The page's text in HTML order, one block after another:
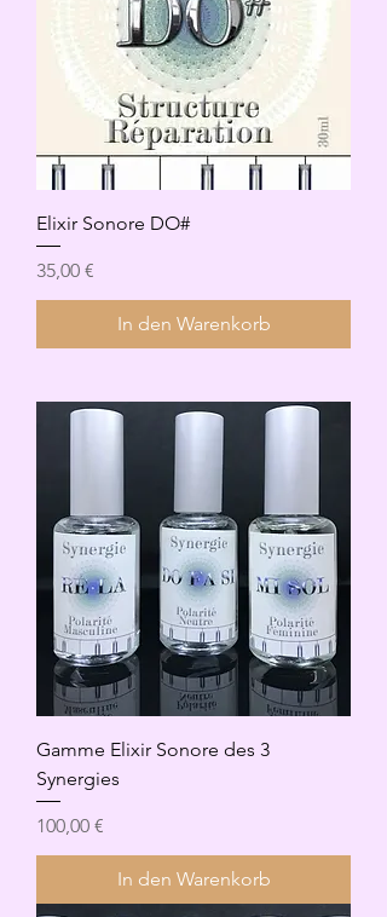
Elixir Sonore DO#
Preis
35,00 €
In den Warenkorb
Gamme Elixir Sonore des 3
Synergies
Preis
100,00 €
In den Warenkorb